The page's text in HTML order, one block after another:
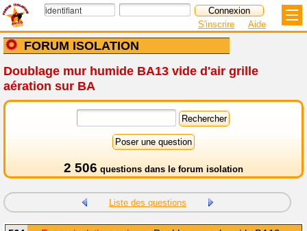
FORUM ISOLATION
S'inscrire Aide
Doublage mur humide BA13 vide d'air grille
aération sur BA
2 506 questions dans le forum isolation
Liste des questions